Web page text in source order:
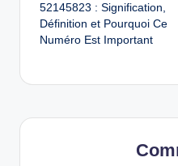
navigation
52145823 : Signification,
Définition et Pourquoi Ce
Numéro Est Important